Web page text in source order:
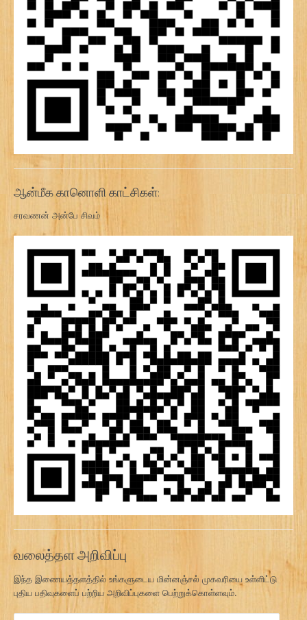
ஆன்மீக கானொளி காட்சிகள்:
சரவணன் அன்பே சிவம்
வலைத்தள அறிவிப்பு
இந்த இணையத்தளத்தில் உங்களுடைய மின்னஞ்சல் முகவரியை உள்ளிட்டு
புதிய பதிவுகளைப் பற்றிய அறிவிப்புகளை பெற்றுக்கொள்ளவும்.